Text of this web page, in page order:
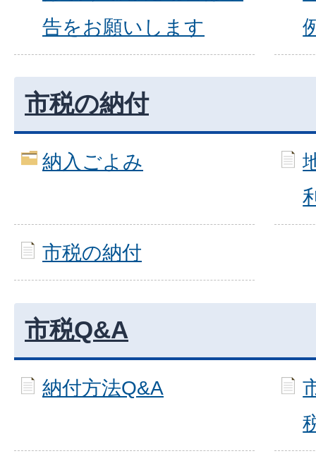
告をお願いします
市税の納付
納入ごよみ
市税の納付
市税Q&A
納付方法Q&A